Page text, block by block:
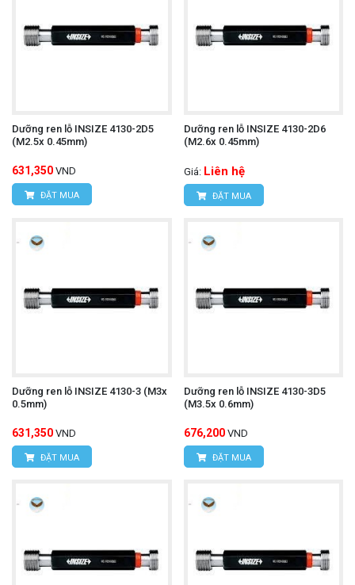
Dưỡng ren lỗ INSIZE 4130-2D5
(M2.5x 0.45mm)
631,350 VND
ĐẶT MUA
Dưỡng ren lỗ INSIZE 4130-2D6
(M2.6x 0.45mm)
Giá: Liên hệ
ĐẶT MUA
Dưỡng ren lỗ INSIZE 4130-3 (M3x
0.5mm)
631,350 VND
ĐẶT MUA
Dưỡng ren lỗ INSIZE 4130-3D5
(M3.5x 0.6mm)
676,200 VND
ĐẶT MUA